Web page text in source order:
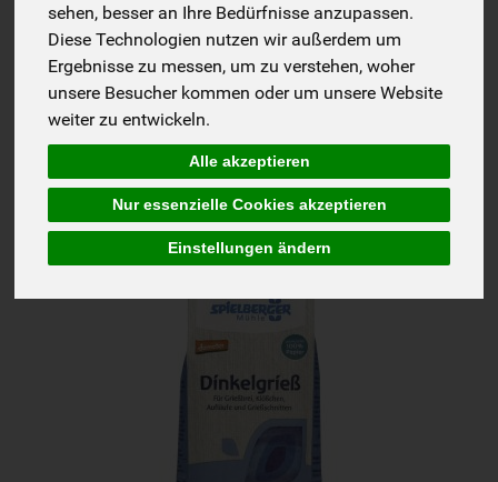
sehen, besser an Ihre Bedürfnisse anzupassen.
Diese Technologien nutzen wir außerdem um
Ergebnisse zu messen, um zu verstehen, woher
unsere Besucher kommen oder um unsere Website
weiter zu entwickeln.
Alle akzeptieren
Nur essenzielle Cookies akzeptieren
Einstellungen ändern
Hersteller Ernährung Allergene